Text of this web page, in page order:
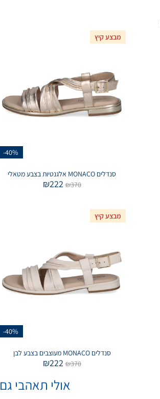
מבצע קיץ
-40%
סנדלים MONACO אלגנטיות בצבע מטאלי
₪370
₪222
מבצע קיץ
-40%
סנדלים MONACO מעוצבים בצבע לבן
₪370
₪222
אולי תאהבי גם